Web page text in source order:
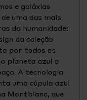
e galáxias
uma das mais
da humanidade:
da coleção
por todos os
planeta azul a
A tecnologia
uma cúpula azul
Montblanc, que